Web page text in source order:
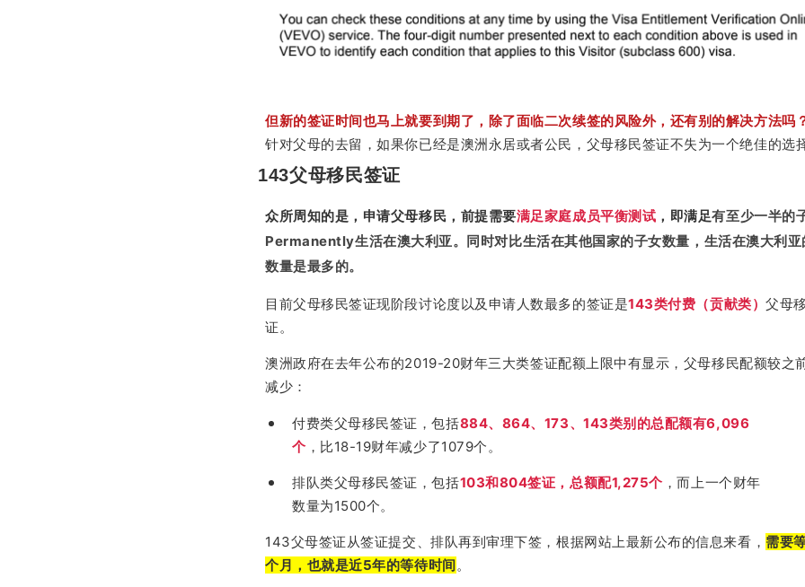
但新的签证时间也马上就要到期了，除了面临二次续签的风险外，还有别的解决方法吗
针对父母的去留，如果你已经是澳洲永居或者公民，父母移民签证不失为一个绝佳的选
143父母移民签证
众所周知的是，申请父母移民，前提需要满足家庭成员平衡测试 ，即满足有至少一半的
Permanently生活在澳大利亚。同时对比生活在其他国家的子女数量，生活在澳大利亚
数量是最多的。
目前父母移民签证现阶段讨论度以及申请人数最多的签证是143类付费 （贡献类）父母
证。
澳洲政府在去年公布的2019-20财年三大类签证配额上限中有显示，父母移民配额较之
减少：
付费类父母移民签证，包括884、864、173、143类别的总配额有6,096
个 ，比18-19财年减少了1079个。
排队类父母移民签证，包括103和804签证，总额配1,275个 ，而上一个财年
数量为1500个。
143父母签证从签证提交、排队再到审理下签，根据网站上最新公布的信息来看， 需要
个月，也就是近5年的等待时间。